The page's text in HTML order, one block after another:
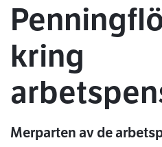
kring
Merparten av de